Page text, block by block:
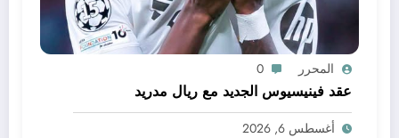
المحرر 0
عقد فينيسيوس الجديد مع ريال مدريد
أغسطس 6, 2026